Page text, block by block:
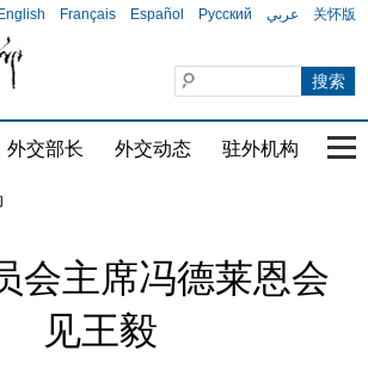
English Français Español Русский عربي 关怀版
外交部长 外交动态 驻外机构 国
会主席冯德莱恩会
见王毅